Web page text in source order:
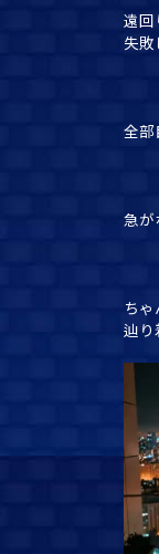
遠回
失敗
全部
急が
ちゃ
辿り